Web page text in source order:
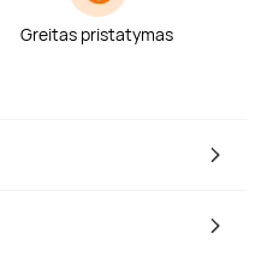
Greitas pristatymas